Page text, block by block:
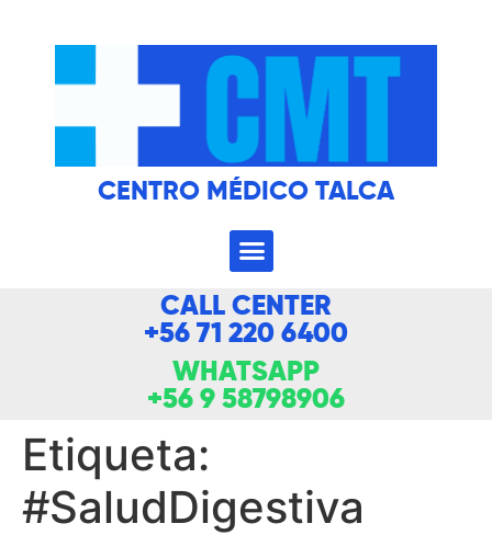
CENTRO MÉDICO TALCA
CALL CENTER
+56 71 220 6400
WHATSAPP
+56 9 58798906
Etiqueta:
#SaludDigestiva